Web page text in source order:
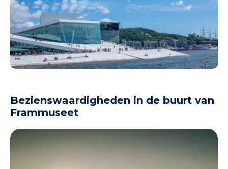
Bezienswaardigheden in de buurt van
Frammuseet